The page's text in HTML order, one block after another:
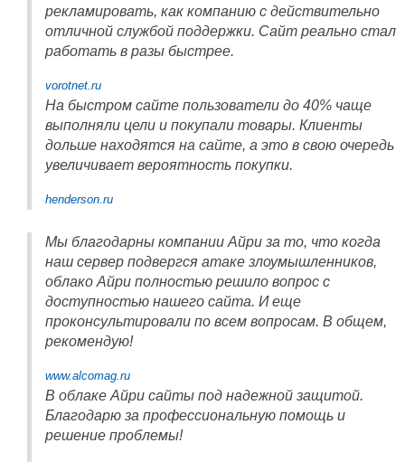
рекламировать, как компанию с действительно
отличной службой поддержки. Сайт реально стал
работать в разы быстрее.
vorotnet.ru
На быстром сайте пользователи до 40% чаще
выполняли цели и покупали товары. Клиенты
дольше находятся на сайте, а это в свою очередь
увеличивает вероятность покупки.
henderson.ru
Мы благодарны компании Айри за то, что когда
наш сервер подвергся атаке злоумышленников,
облако Айри полностью решило вопрос с
доступностью нашего сайта. И еще
проконсультировали по всем вопросам. В общем,
рекомендую!
www.alcomag.ru
В облаке Айри сайты под надежной защитой.
Благодарю за профессиональную помощь и
решение проблемы!